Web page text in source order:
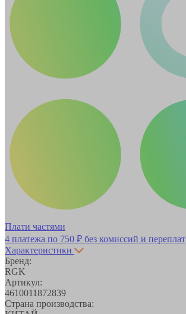
Плати частями
4 платежа по 750 ₽ без комиссий и переплат
Характеристики
Бренд:
RGK
Артикул:
4610011872839
Страна производства: